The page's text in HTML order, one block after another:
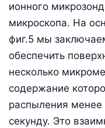
ионного
микроскопа. На
фиг.5 мы
обеспечить
несколько
содержание
распыления
секунду. Это